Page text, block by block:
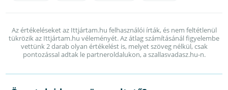
Az értékeléseket az Ittjártam.hu felhasználói írták, és nem feltétlenül
tükrözik az Ittjártam.hu véleményét. Az átlag számításánál figyelembe
vettünk 2 darab olyan értékelést is, melyet szöveg nélkül, csak
pontozással adtak le partneroldalukon, a szallasvadasz.hu-n.